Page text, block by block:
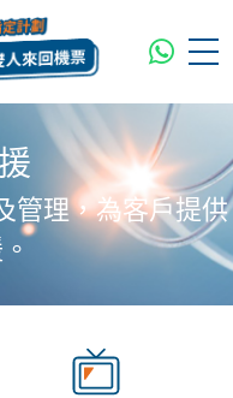
管理，為客戶提供